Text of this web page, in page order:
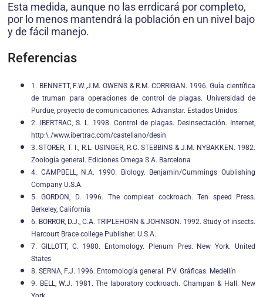
Esta medida, aunque no las errdicará por completo,
por lo menos mantendrá la población en un nivel bajo
y de fácil manejo.
Referencias
1. BENNETT, F.W.,J.M. OWENS & R.M. CORRIGAN. 1996. Guía científica
de truman para operaciones de control de plagas. Universidad de
Purdue, proyecto de comunicaciones. Advanstar. Estados Unidos.
2. IBERTRAC, S. L. 1998. Control de plagas. Desinsectación. Internet,
http:\ /www.ibertrac.com/castellano/desin
3. STORER, T. I., R.L. USINGER, R.C. STEBBINS & J.M. NYBAKKEN. 1982.
Zoología general. Ediciones Omega S.A. Barcelona
4. CAMPBELL, N.A. 1990. Biology. Benjamin/Cummings Oublishing
Company U.S.A.
5. GORDON, D. 1996. The compleat cockroach. Ten speed Press.
Berkeley, California
6. BORROR, D.J., C.A. TRIPLEHORN & JOHNSON. 1992. Study of insects.
Harcourt Brace college Publisher. U.S.A.
7. GILLOTT, C. 1980. Entomology. Plenum Pres. New York. United
States
8. SERNA, F.J. 1996. Entomología general. P.V. Gráficas. Medellín
9. BELL, W.J. 1981. The laboratory cockroach. Champan & Hall. New